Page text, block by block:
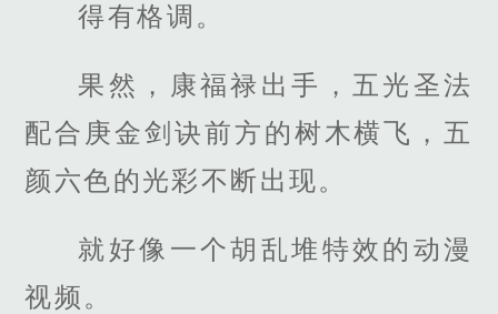
得有格调。
果然，康福禄出手，五光圣法
配合庚金剑诀前方的树木横飞，五
颜六色的光彩不断出现。
就好像一个胡乱堆特效的动漫
视频。